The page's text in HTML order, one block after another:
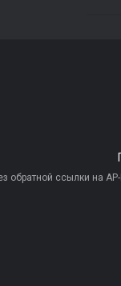
обратной ссылки на